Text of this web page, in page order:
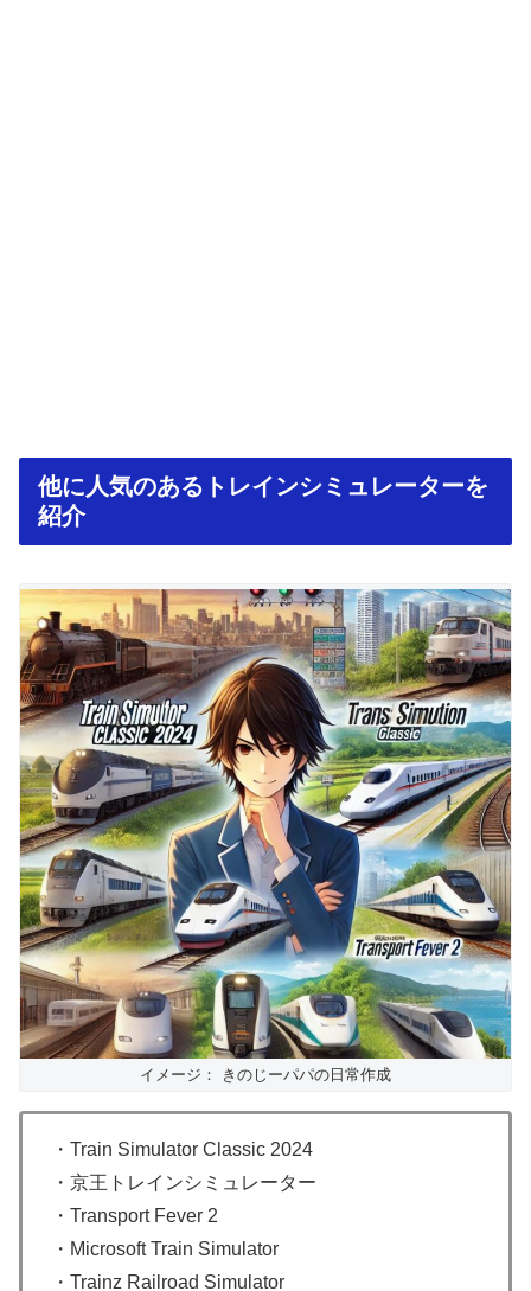
他に人気のあるトレインシミュレーターを
紹介
イメージ： きのじーパパの日常作成
・Train Simulator Classic 2024
・京王トレインシミュレーター
・Transport Fever 2
・Microsoft Train Simulator
・Trainz Railroad Simulator